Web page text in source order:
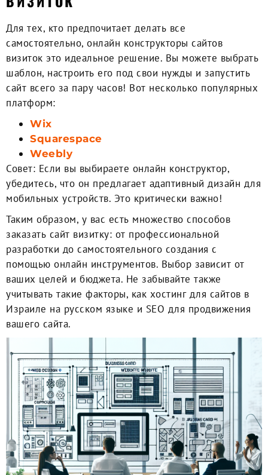
Для тех, кто предпочитает делать все
самостоятельно, онлайн конструкторы сайтов
визиток это идеальное решение. Вы можете выбрать
шаблон, настроить его под свои нужды и запустить
сайт всего за пару часов! Вот несколько популярных
платформ:
Wix
Squarespace
Weebly
Совет: Если вы выбираете онлайн конструктор,
убедитесь, что он предлагает адаптивный дизайн для
мобильных устройств. Это критически важно!
Таким образом, у вас есть множество способов
заказать сайт визитку: от профессиональной
разработки до самостоятельного создания с
помощью онлайн инструментов. Выбор зависит от
ваших целей и бюджета. Не забывайте также
учитывать такие факторы, как хостинг для сайтов в
Израиле на русском языке и SEO для продвижения
вашего сайта.